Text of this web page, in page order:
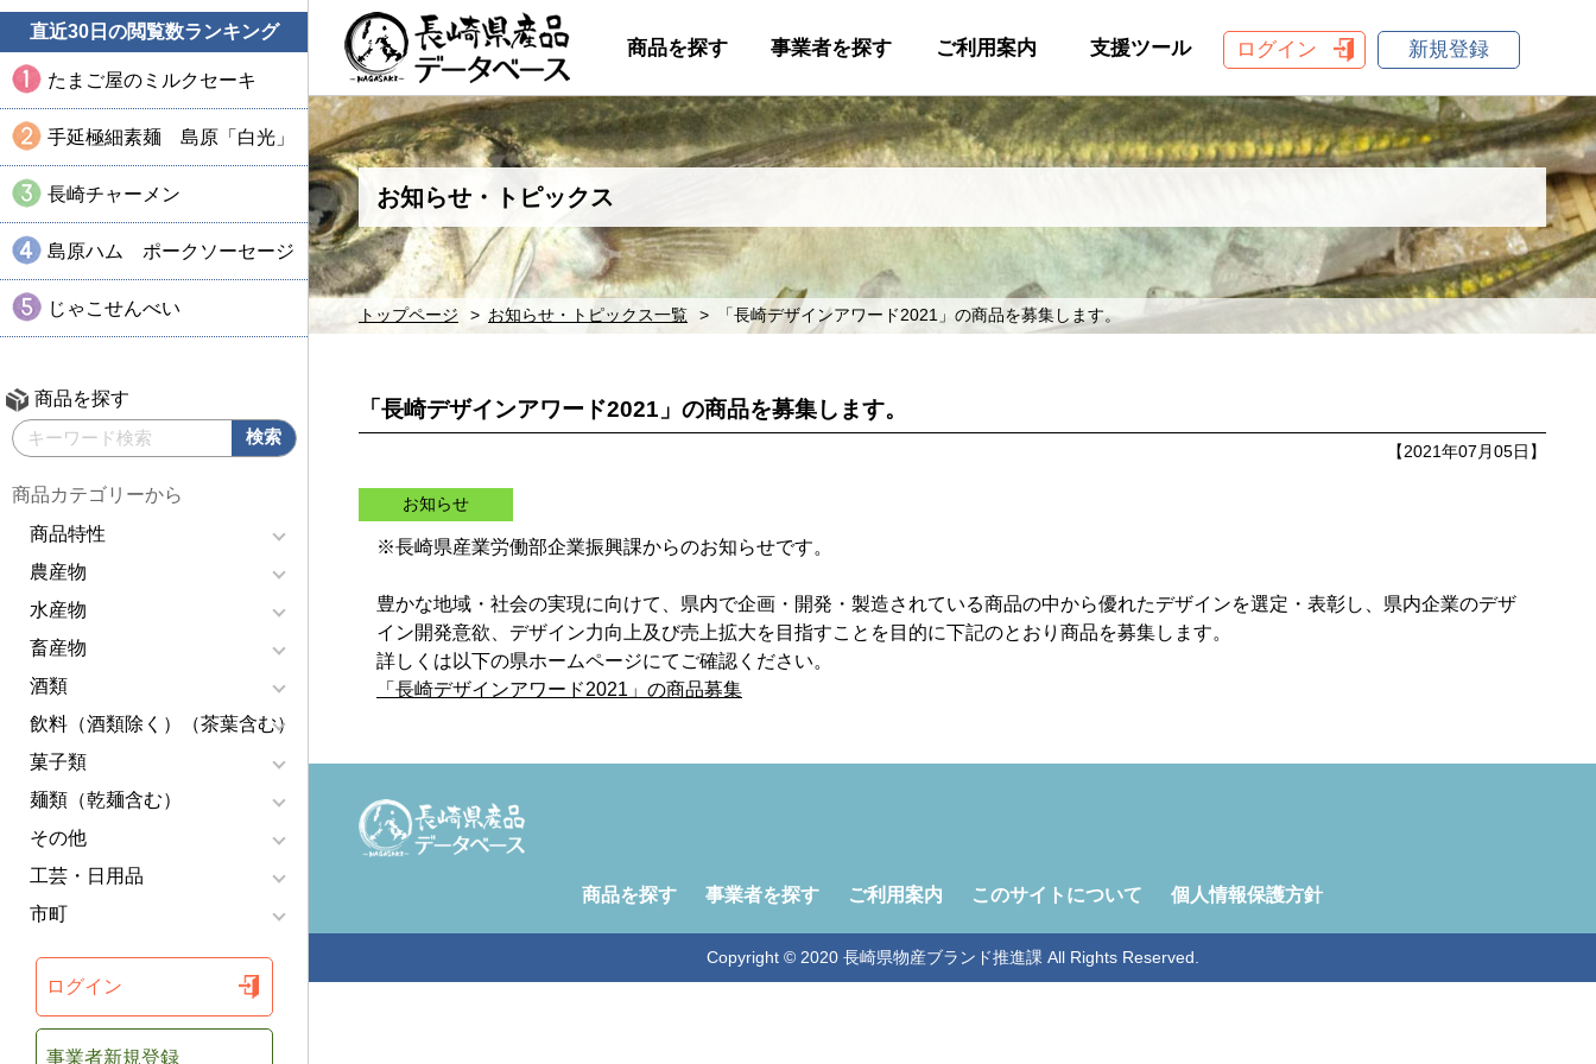
直近30日の閲覧数ランキング
たまご屋のミルクセーキ
手延極細素麺 島原「白光」
長崎チャーメン
島原ハム ポークソーセージ
じゃこせんべい
商品を探す
商品カテゴリーから
商品特性
農産物
水産物
畜産物
酒類
飲料（酒類除く）（茶葉含む）
菓子類
麺類（乾麺含む）
その他
工芸・日用品
市町
ログイン
事業者新規登録
商品を探す 事業者を探す ご利用案内 支援ツール ログイン 新規登録
お知らせ・トピックス
トップページ お知らせ・トピックス一覧 「長崎デザインアワード2021」の商品を募集します。
「長崎デザインアワード2021」の商品を募集します。
【2021年07月05日】
お知らせ
※長崎県産業労働部企業振興課からのお知らせです。
豊かな地域・社会の実現に向けて、県内で企画・開発・製造されている商品の中から優れたデザインを選定・表彰し、県内企業のデザ
イン開発意欲、デザイン力向上及び売上拡大を目指すことを目的に下記のとおり商品を募集します。
詳しくは以下の県ホームページにてご確認ください。
「長崎デザインアワード2021」の商品募集
商品を探す 事業者を探す ご利用案内 このサイトについて 個人情報保護方針
Copyright © 2020 長崎県物産ブランド推進課 All Rights Reserved.